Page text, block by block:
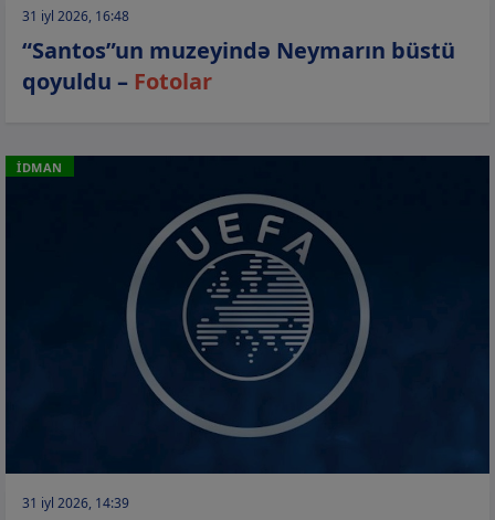
31 iyl 2026, 16:48
“Santos”un muzeyində Neymarın büstü
qoyuldu – Fotolar
İDMAN
31 iyl 2026, 14:39